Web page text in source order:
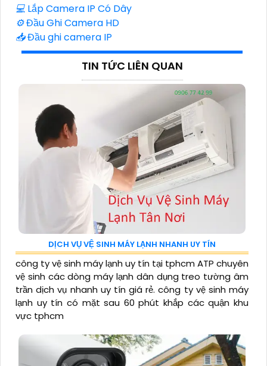
💻 Lắp Camera IP Có Dây
⚙️Đầu Ghi Camera HD
📥Đầu ghi camera IP
TIN TỨC LIÊN QUAN
DỊCH VỤ VỆ SINH MÁY LẠNH NHANH UY TÍN
công ty vệ sinh máy lạnh uy tín tại tphcm ATP chuyên
vệ sinh các dòng máy lạnh dân dụng treo tường âm
trần dịch vụ nhanh uy tín giá rẻ. công ty vệ sinh máy
lạnh uy tín có mặt sau 60 phút khắp các quận khu
vực tphcm